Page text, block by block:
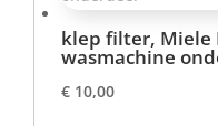
klep filter, Miele
wasmachine
€ 10,00